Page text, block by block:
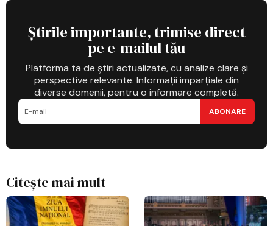
Știrile importante, trimise direct
pe e-mailul tău
Platforma ta de știri actualizate, cu analize clare și
perspective relevante. Informații imparțiale din
diverse domenii, pentru o informare completă.
ABONARE
Citește mai mult